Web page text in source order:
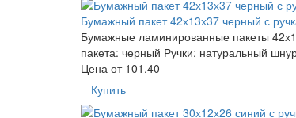
Бумажный пакет 42х13х37 черный с
Бумажные ламинированные пакеты
пакета: черный Ручки: натуральный
Цена от 101.40
Купить